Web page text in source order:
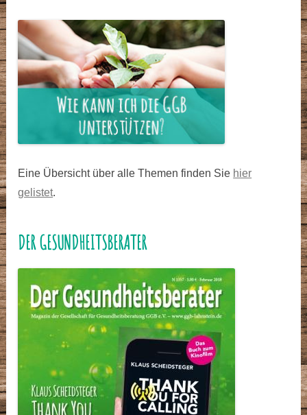
Eine Übersicht über alle Themen finden Sie hier
gelistet.
DER GESUNDHEITSBERATER